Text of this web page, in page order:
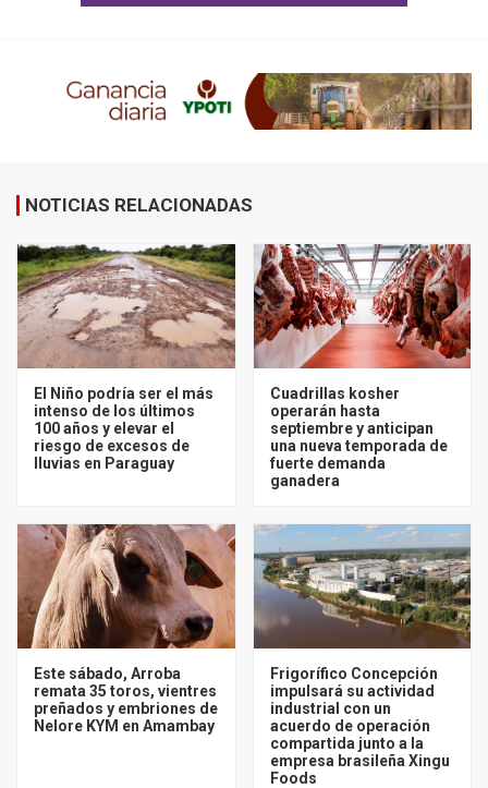
NOTICIAS RELACIONADAS
El Niño podría ser el más
intenso de los últimos
100 años y elevar el
riesgo de excesos de
lluvias en Paraguay
Cuadrillas kosher
operarán hasta
septiembre y anticipan
una nueva temporada de
fuerte demanda
ganadera
Este sábado, Arroba
remata 35 toros, vientres
preñados y embriones de
Nelore KYM en Amambay
Frigorífico Concepción
impulsará su actividad
industrial con un
acuerdo de operación
compartida junto a la
empresa brasileña Xingu
Foods